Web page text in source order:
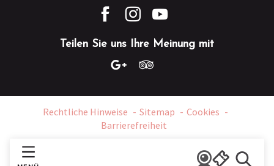
Teilen Sie uns Ihre Meinung mit
Rechtliche Hinweise Sitemap
Cookies
Barrierefreiheit